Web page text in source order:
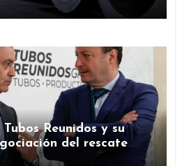
Reunidos y su
del rescate
pandemia